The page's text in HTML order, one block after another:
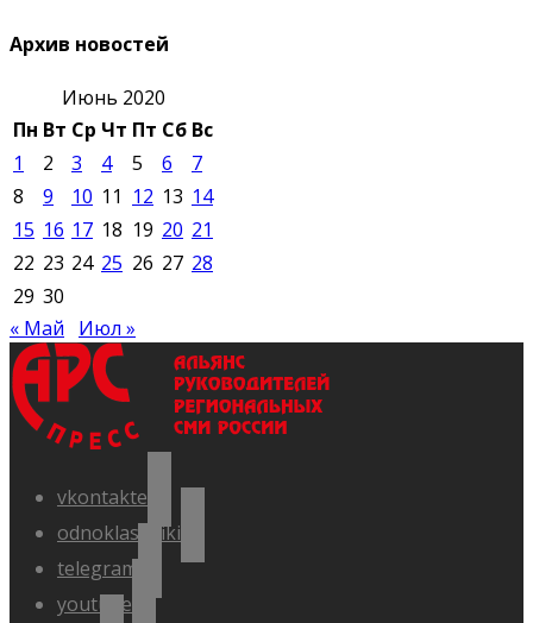
Архив новостей
Июнь 2020
Пн Вт Ср Чт Пт Сб Вс
1
2 3 4 5 6
7
8
9 10 11 12 13 14
15 16 17 18 19 20 21
22 23 24 25 26 27 28
29 30
« Май
Июл »
vkontakte
odnoklassniki
telegram
youtube